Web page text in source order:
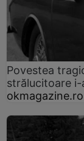
Povestea
strălucitoare
okmagazine.ro